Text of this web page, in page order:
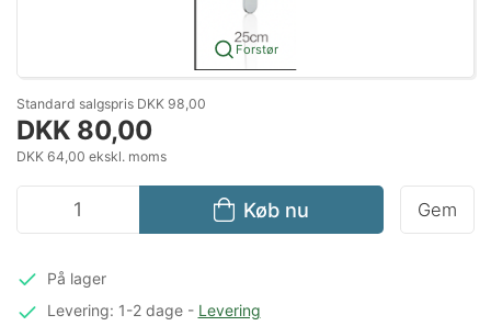
Forstør
Standard salgspris DKK 98,00
DKK 80,00
DKK 64,00 ekskl. moms
Køb nu Gem
På lager
Levering: 1-2 dage- Levering